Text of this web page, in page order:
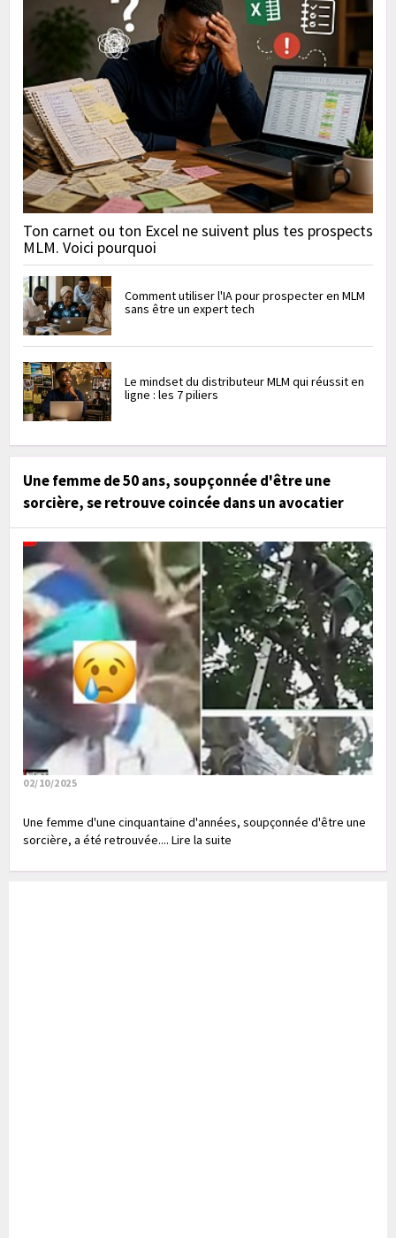
Ton carnet ou ton Excel ne suivent plus tes prospects
MLM. Voici pourquoi
Comment utiliser l'IA pour prospecter en MLM
sans être un expert tech
Le mindset du distributeur MLM qui réussit en
ligne : les 7 piliers
Une femme de 50 ans, soupçonnée d'être une
sorcière, se retrouve coincée dans un avocatier
02/10/2025
Une femme d'une cinquantaine d'années, soupçonnée d'être une
sorcière, a été retrouvée.... Lire la suite